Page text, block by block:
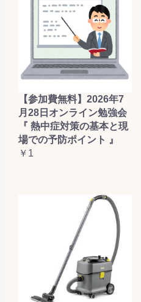
【参加費無料】2026年7
月28日オンライン勉強会
『 熱中症対策の基本と現
場での予防ポイント 』
￥1